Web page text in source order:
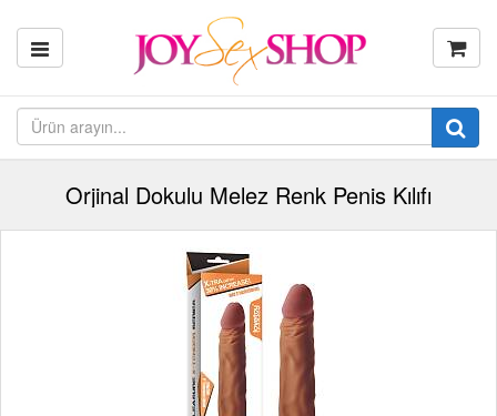
Orjinal Dokulu Melez Renk Penis Kılıfı